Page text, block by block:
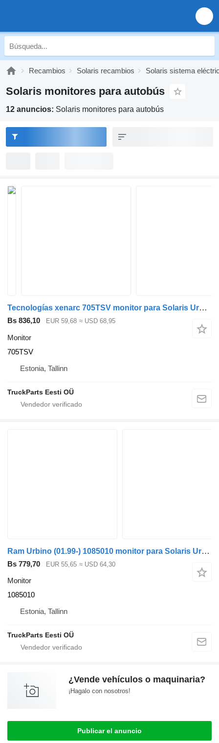
Recambios Solaris recambios Solaris sistema
Solaris monitores para autobús
12 anuncios: Solaris monitores para autobús
Tecnologías xenarc 705TSV monitor para Solaris Urbino (01.99-) autobús
Bs 836,10 EUR 59,68 ≈ USD 68,95
Monitor
705TSV
Estonia, Tallinn
TruckParts Eesti OÜ
Ram Urbino (01.99-) 1085010 monitor para Solaris Urbino, Alpino, Vacanza (1999-) autobús
Bs 779,70 EUR 55,65 ≈ USD 64,30
Monitor
1085010
Estonia, Tallinn
TruckParts Eesti OÜ
¿Vende vehículos o maquinaria?
¡Hagalo con nosotros!
Publicar el anuncio